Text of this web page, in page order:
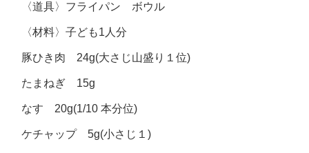
〈道具〉フライパン ボウル
〈材料〉子ども1人分
豚ひき肉 24g(大さじ山盛り１位)
たまねぎ 15g
なす 20g(1/10 本分位)
ケチャップ 5g(小さじ１)